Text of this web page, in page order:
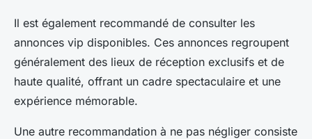
Il est également recommandé de consulter les
annonces vip disponibles. Ces annonces regroupent
généralement des lieux de réception exclusifs et de
haute qualité, offrant un cadre spectaculaire et une
expérience mémorable.
Une autre recommandation à ne pas négliger consiste